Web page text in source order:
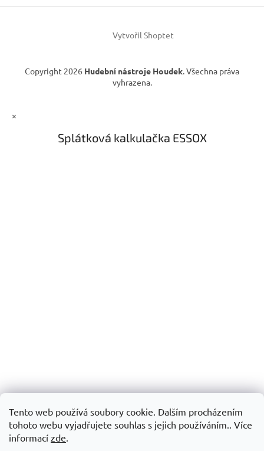
Tento web používá soubory cookie. Dalším procházením
tohoto webu vyjadřujete souhlas s jejich používáním.. Více
informací zde.
í
Vytvořil Shoptet
Copyright 2026 Hudební nástroje Houdek. Všechna práva
vyhrazena.
×
Splátková kalkulačka ESSOX